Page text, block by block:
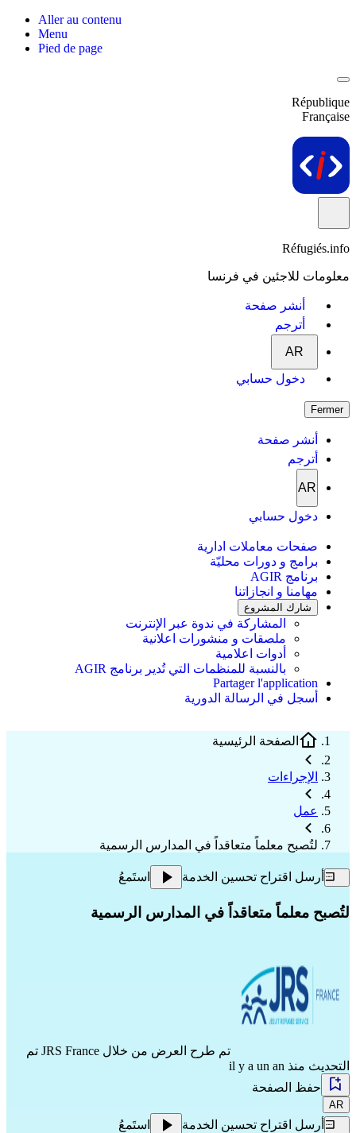
Aller au contenu
Menu
Pied de page
République
Française
Réfugiés.info
معلومات للاجئين في فرنسا
أنشر صفحة
أترجم
AR
دخول حسابي
Fermer
أنشر صفحة
أترجم
AR
دخول حسابي
صفحات معاملات ادارية
برامج و دورات محليّة
برنامج AGIR
مهامنا و انجازاتنا
شارك المشروع
المشاركة في ندوة عبر الإنترنت
ملصقات و منشورات اعلانية
أدوات اعلامية
بالنسبة للمنظمات التي تُدير برنامج AGIR
Partager l'application
أسجل في الرسالة الدورية
الصفحة الرئيسية
الإجراءات
عمل
لتُصبح معلماً متعاقداً في المدارس الرسمية
أرسل اقتراح تحسين الخدمة استَمعُ
لتُصبح معلماً متعاقداً في المدارس الرسمية
تم طرح العرض من خلال JRS France تم
التحديث منذ il y a un an
حفظ الصفحة
AR
أرسل اقتراح تحسين الخدمة استَمعُ